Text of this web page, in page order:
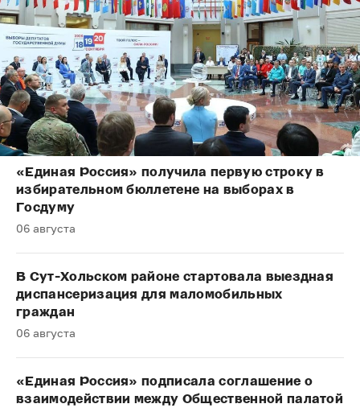
«Единая Россия» получила первую строку в
избирательном бюллетене на выборах в
Госдуму
06 августа
В Сут-Хольском районе стартовала выездная
диспансеризация для маломобильных
граждан
06 августа
«Единая Россия» подписала соглашение о
взаимодействии между Общественной палатой